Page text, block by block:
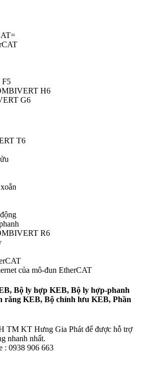
F5
H6
G6
T6
R6
của mô-đun EtherCAT
Bộ ly hợp KEB, Bộ ly hợp-phanh
răng KEB, Bộ chỉnh lưu KEB, Phần
TM KT Hưng Gia Phát để được hỗ trợ
nhanh nhất.
: 0938 906 663